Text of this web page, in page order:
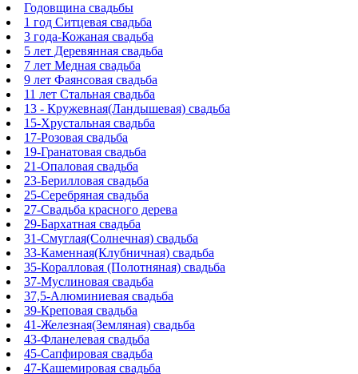
Годовщина свадьбы
1 год Ситцевая свадьба
3 года-Кожаная свадьба
5 лет Деревянная свадьба
7 лет Медная свадьба
9 лет Фаянсовая свадьба
11 лет Стальная свадьба
13 - Кружевная(Ландышевая) свадьба
15-Хрустальная свадьба
17-Розовая свадьба
19-Гранатовая свадьба
21-Опаловая свадьба
23-Берилловая свадьба
25-Серебряная свадьба
27-Свадьба красного дерева
29-Бархатная свадьба
31-Смуглая(Солнечная) свадьба
33-Каменная(Клубничная) свадьба
35-Коралловая (Полотняная) свадьба
37-Муслиновая свадьба
37,5-Алюминиевая свадьба
39-Креповая свадьба
41-Железная(Земляная) свадьба
43-Фланелевая свадьба
45-Сапфировая свадьба
47-Кашемировая свадьба